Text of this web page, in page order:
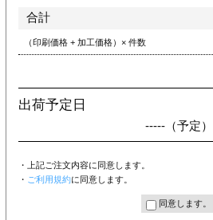
合計
（印刷価格 + 加工価格）× 件数
出荷予定日
-----（予定）
・上記ご注文内容に同意します。
・ ご利用規約に同意します。
同意します。